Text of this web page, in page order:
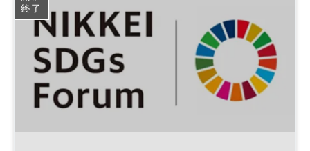
SDGs 森林 参加無料
終了